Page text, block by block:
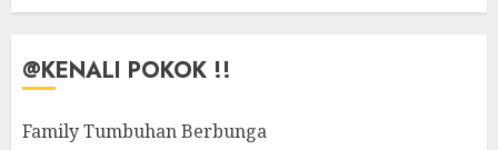
@KENALI POKOK !!
Family Tumbuhan Berbunga